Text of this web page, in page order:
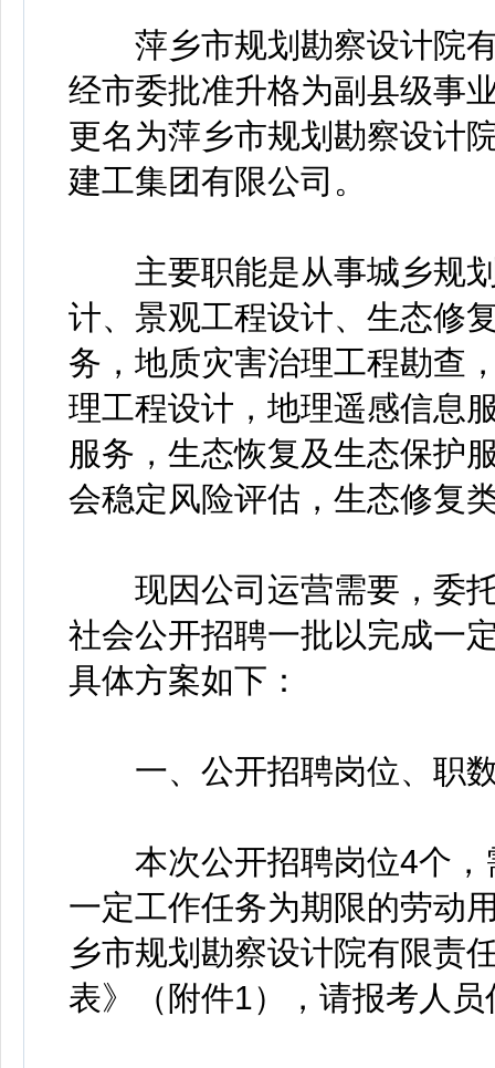
萍乡市规划勘察设计院
经市委批准升格为副县级事
更名为萍乡市规划勘察设计
建工集团有限公司。
主要职能是从事城乡规划
计、景观工程设计、生态修
务，地质灾害治理工程勘查
理工程设计，地理遥感信息
服务，生态恢复及生态保护
会稳定风险评估，生态修复
现因公司运营需要，委托
社会公开招聘一批以完成一
具体方案如下：
一、公开招聘岗位、职数
本次公开招聘岗位4个，
一定工作任务为期限的劳动
乡市规划勘察设计院有限责
表》（附件1），请报考人